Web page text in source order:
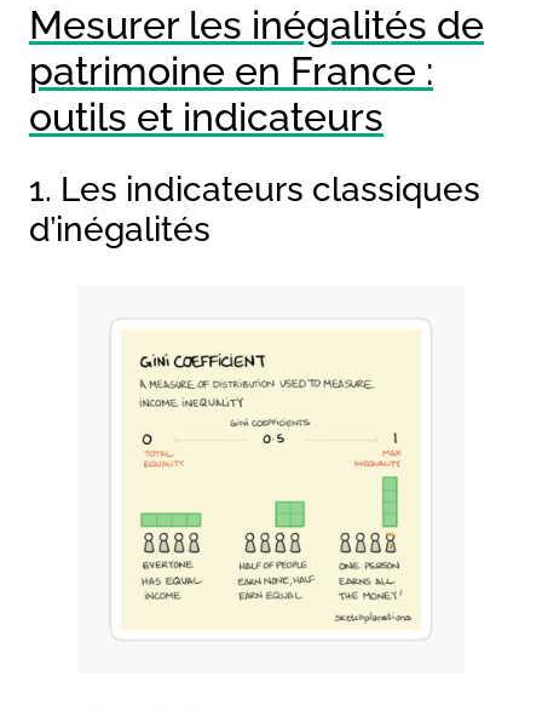
Mesurer les inégalités de
patrimoine en France :
outils et indicateurs
1. Les indicateurs classiques
d’inégalités